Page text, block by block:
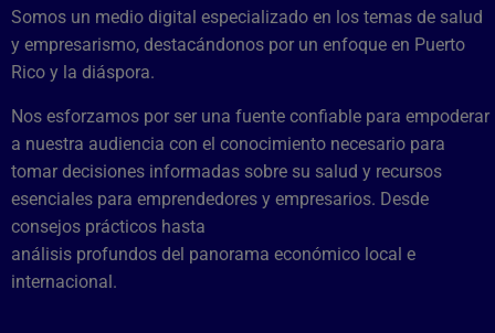
Somos un medio digital especializado en los temas de salud
y empresarismo, destacándonos por un enfoque en Puerto
Rico y la diáspora.
Nos esforzamos por ser una fuente confiable para empoderar
a nuestra audiencia con el conocimiento necesario para
tomar decisiones informadas sobre su salud y recursos
esenciales para emprendedores y empresarios. Desde
consejos prácticos hasta
análisis profundos del panorama económico local e
internacional.